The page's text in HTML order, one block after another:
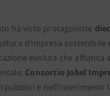
ha visto protagoniste
d’impresa sostenibile
evoluta che affianca
Consorzio Jobel
e nell’inserimento